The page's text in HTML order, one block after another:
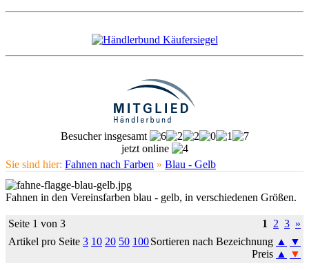
Besucher insgesamt
jetzt online
Sie sind hier: Fahnen nach Farben » Blau - Gelb
Fahnen in den Vereinsfarben blau - gelb, in verschiedenen Größen.
Seite 1 von 3 1 2 3 »
Artikel pro Seite 3 10 20 50 100Sortieren nach Bezeichnung ▲
▼
Preis ▲ ▼